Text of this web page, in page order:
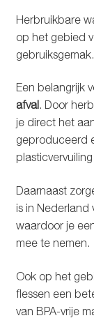
Herbruikbare
op het gebied
gebruiksgemak.
Een belangrijk
afval. Door
je direct het
geproduceerd
Daarnaast
is in Nederland
waardoor je
mee te nemen.
Ook op het
flessen een
van BPA-vrije